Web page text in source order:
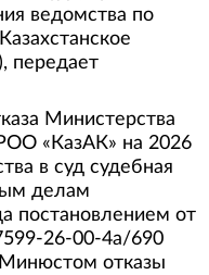
ведомства по
передает
Министерства
«КазАК» на 2026
в суд судебная
делам
постановлением от
26-00-4а/690
отказы